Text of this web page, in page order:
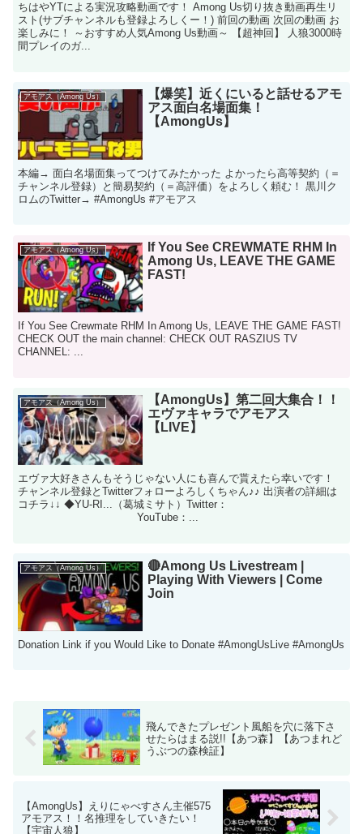
ちはやYTによる実況攻略動画です！ Among Us切り抜き動画再生リ
スト(サブチャンネルも登録よろしくー！) 前回の動画 次回の動画 お
楽しみに！ ～おすすめ人気Among Us動画～ 【超神回】 人狼3000時
間プレイのガ...
アモアス（Among Us）
【爆笑】近くにいると話せるアモ
アス面白名場面集！
【AmongUs】
本編→ 面白名場面集ってつけてみたかった よかったら高等契約（＝
チャンネル登録）と簡易契約（＝高評価）をよろしく頼む！ 黒川ク
ロムのTwitter→ #AmongUs #アモアス
アモアス（Among Us）
If You See CREWMATE RHM In
Among Us, LEAVE THE GAME
FAST!
If You See Crewmate RHM In Among Us, LEAVE THE GAME FAST!
CHECK OUT the main channel: CHECK OUT RASZIUS TV
CHANNEL: ...
アモアス（Among Us）
【AmongUs】第二回大集合！！
エヴァキャラでアモアス
【LIVE】
エヴァ大好きさんもそうじゃない人にも喜んで貰えたら幸いです！
チャンネル登録とTwitterフォローよろしくちゃん♪♪ 出演者の詳細は
コチラ↓↓ ◆YU-RI...（葛城ミサト）Twitter：
YouTube：...
アモアス（Among Us）
🔴Among Us Livestream |
Playing With Viewers | Come
Join
Donation Link if you Would Like to Donate #AmongUsLive #AmongUs
飛んできたプレゼント風船を穴に落下さ
せたらはまる説!!【あつ森】【あつまれど
うぶつの森検証】
【AmongUs】えりにゃべすさん主催575
アモアス！！名推理をしていきたい！
【宇宙人狼】